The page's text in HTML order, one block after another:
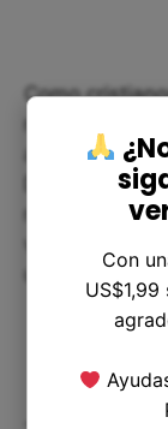
Como
reflexiones
ayudarán a
Dios. Al
nuestras
un cristiano
Con